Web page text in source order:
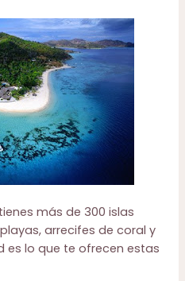
más de 300 islas
arrecifes de coral y
es lo que te ofrecen estas